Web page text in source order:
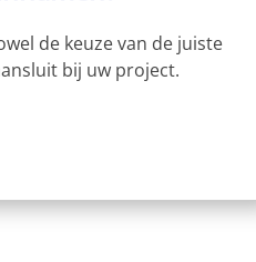
de keuze van de juiste
bij uw project.